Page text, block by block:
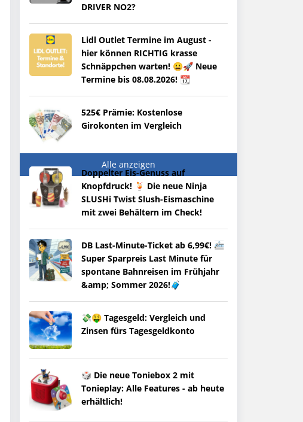
DRIVER NO2?
Lidl Outlet Termine im August -
hier können RICHTIG krasse
Schnäppchen warten! 😀🚀 Neue
Termine bis 08.08.2026! 📆
525€ Prämie: Kostenlose
Girokonten im Vergleich
Alle anzeigen
Doppelter Eis-Genuss auf
Knopfdruck! 🍹 Die neue Ninja
SLUSHi Twist Slush-Eismaschine
mit zwei Behältern im Check!
DB Last-Minute-Ticket ab 6,99€! 🚈
Super Sparpreis Last Minute für
spontane Bahnreisen im Frühjahr
&amp; Sommer 2026!🧳
💸🤑 Tagesgeld: Vergleich und
Zinsen fürs Tagesgeldkonto
🎲 Die neue Toniebox 2 mit
Tonieplay: Alle Features - ab heute
erhältlich!